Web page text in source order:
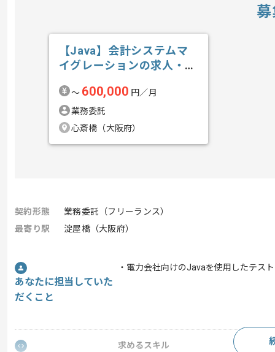
【Java】会計システムマ
イグレーションの求人・案
〜 600,000 円／月
業務委託
心斎橋（大阪府）
契約形態
業務委託（フリーランス）
最寄り駅
淀屋橋（大阪府）
あなたに担当していた
だくこと
・電力会社向けのJavaを使用したテス
求めるスキル